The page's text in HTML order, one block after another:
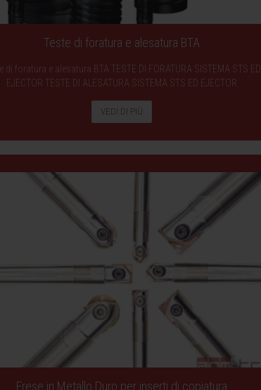
Teste di foratura e alesatura BTA
di foratura e alesatura BTA TESTE DI FORATURA SISTEMA STS ED
EJECTOR TESTE DI ALESATURA SISTEMA STS ED EJECTOR
VEDI DI PIÙ
Frese in Metallo Duro per inserti di copiatura